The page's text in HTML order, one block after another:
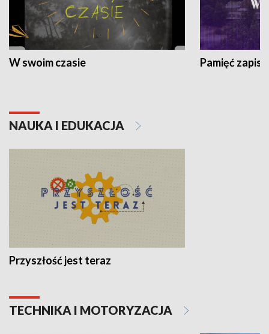
W swoim czasie Pamięć
NAUKA I EDUKACJA
Przyszłość jest teraz
TECHNIKA I MOTORYZACJA